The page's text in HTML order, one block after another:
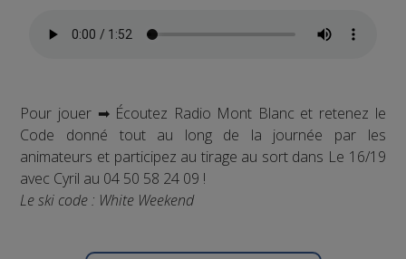
Pour jouer ➡ Écoutez Radio Mont Blanc et retenez le
Code donné tout au long de la journée par les
animateurs et participez au tirage au sort dans Le 16/19
avec Cyril au 04 50 58 24 09 !
Le ski code : White Weekend